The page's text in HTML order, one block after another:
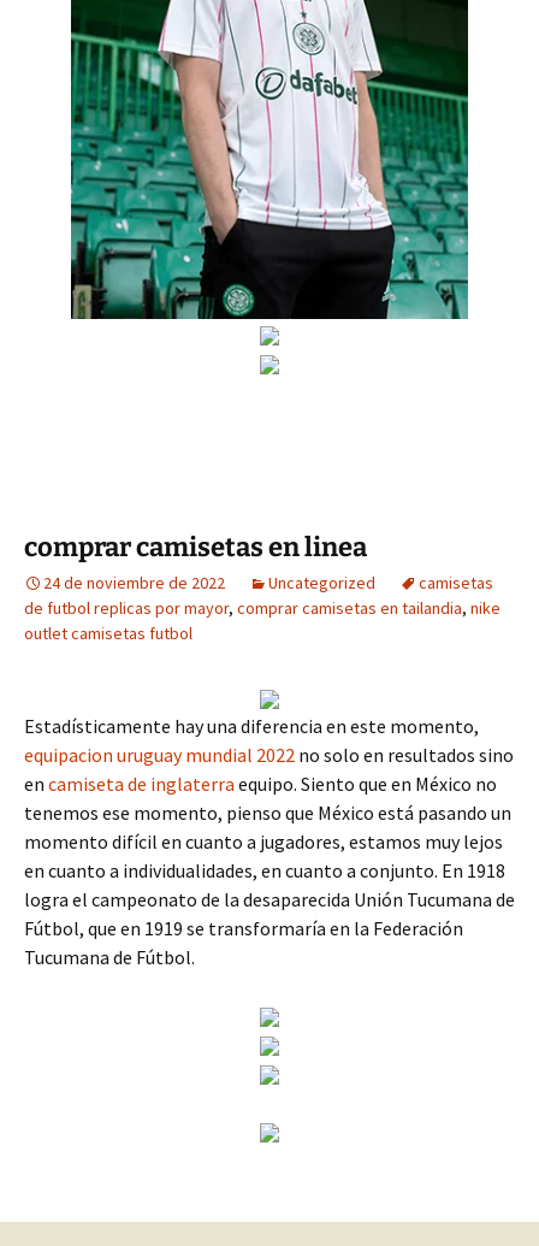
comprar camisetas en linea
24 de noviembre de 2022 Uncategorized
camisetas
de futbol replicas por mayor, comprar camisetas en tailandia, nike
outlet camisetas futbol
Estadísticamente hay una diferencia en este momento,
equipacion uruguay mundial 2022 no solo en resultados sino
en camiseta de inglaterra equipo. Siento que en México no
tenemos ese momento, pienso que México está pasando un
momento difícil en cuanto a jugadores, estamos muy lejos
en cuanto a individualidades, en cuanto a conjunto. En 1918
logra el campeonato de la desaparecida Unión Tucumana de
Fútbol, que en 1919 se transformaría en la Federación
Tucumana de Fútbol.